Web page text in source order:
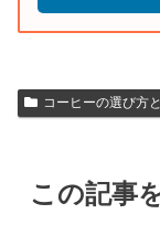
コーヒーの選び方
この記事